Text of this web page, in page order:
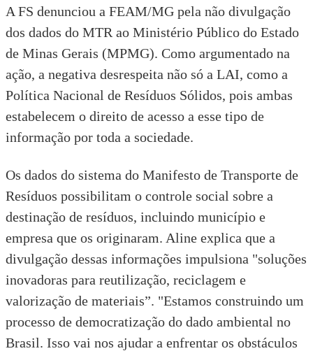
A FS denunciou a FEAM/MG pela não divulgação
dos dados do MTR ao Ministério Público do Estado
de Minas Gerais (MPMG). Como argumentado na
ação, a negativa desrespeita não só a LAI, como a
Política Nacional de Resíduos Sólidos, pois ambas
estabelecem o direito de acesso a esse tipo de
informação por toda a sociedade.
Os dados do sistema do Manifesto de Transporte de
Resíduos possibilitam o controle social sobre a
destinação de resíduos, incluindo município e
empresa que os originaram. Aline explica que a
divulgação dessas informações impulsiona "soluções
inovadoras para reutilização, reciclagem e
valorização de materiais”. "Estamos construindo um
processo de democratização do dado ambiental no
Brasil. Isso vai nos ajudar a enfrentar os obstáculos